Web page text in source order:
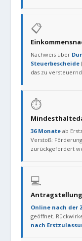
📋
Nachweis über
Steuerbescheide
das zu
⏱️
36 Monateab
Verstoß:
zurückgefordert
💻
Antragstellung
Online nach der
geöffnet.
nach